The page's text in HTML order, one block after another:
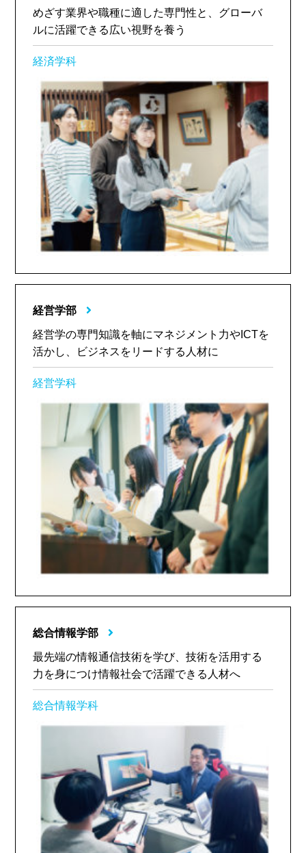
めざす業界や職種に適した専門性と、グローバ
ルに活躍できる広い視野を養う
経済学科
経営学部
経営学の専門知識を軸にマネジメント力やICTを
活かし、ビジネスをリードする人材に
経営学科
総合情報学部
最先端の情報通信技術を学び、技術を活用する
力を身につけ情報社会で活躍できる人材へ
総合情報学科